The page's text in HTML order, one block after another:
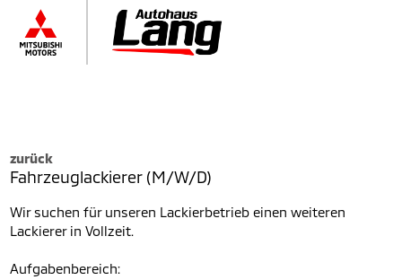
zurück
Fahrzeuglackierer (M/W/D)
Wir suchen für unseren Lackierbetrieb einen weiteren
Lackierer in Vollzeit.
Aufgabenbereich: